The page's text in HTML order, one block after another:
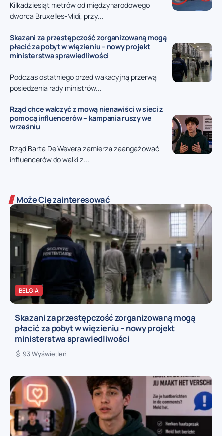
Kilkadziesiąt metrów od międzynarodowego
dworca Bruxelles-Midi, przy...
Skazani za przestępczość zorganizowaną mogą
płacić za pobyt w więzieniu – nowy projekt
ministerstwa sprawiedliwości
Podczas ostatniego przed wakacyjną przerwą
posiedzenia rady ministrów...
Rząd chce walczyć z mową nienawiści w sieci z
pomocą influencerów – kampania ruszy we
wrześniu
Rząd Barta De Wevera zamierza zaangażować
influencerów do walki z...
Może Cię zainteresować
BELGIA
Skazani za przestępczość zorganizowaną mogą
płacić za pobyt w więzieniu – nowy projekt
ministerstwa sprawiedliwości
93 Wyświetleń